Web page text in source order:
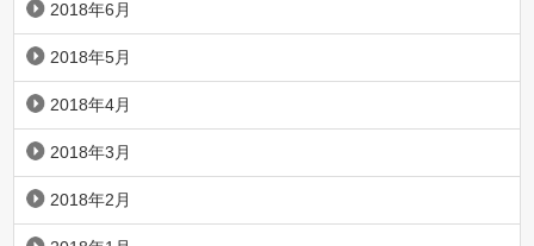
2018年6月
2018年5月
2018年4月
2018年3月
2018年2月